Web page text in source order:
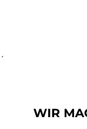
´
WIR